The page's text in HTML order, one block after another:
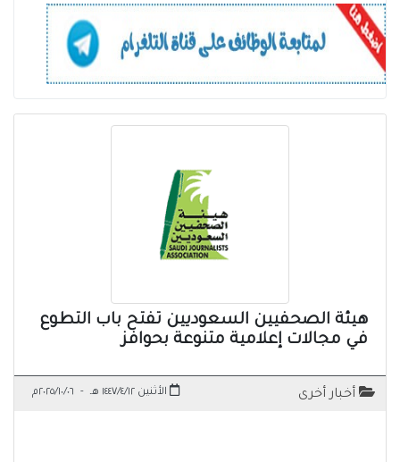
هيئة الصحفيين السعوديين تفتح باب التطوع
في مجالات إعلامية متنوعة بحوافز
أخبار أخرى الأثنين ١٤٤٧/٤/١٢ هـ - ٢٠٢٥/١٠/٠٦م